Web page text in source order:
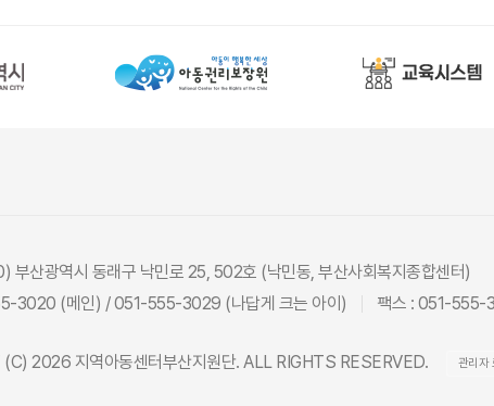
부산광역시 동래구 낙민로 25, 502호 (낙민동, 부산사회복지종합센터)
3020 (메인) / 051-555-3029 (나답게 크는 아이)
팩스 : 051-555-
2026 지역아동센터부산지원단. ALL RIGHTS RESERVED. 관리자